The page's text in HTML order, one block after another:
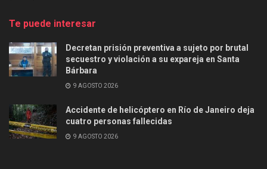
Te puede interesar
Decretan prisión preventiva a sujeto por brutal
secuestro y violación a su expareja en Santa
Bárbara
9 AGOSTO 2026
Accidente de helicóptero en Río de Janeiro deja
cuatro personas fallecidas
9 AGOSTO 2026